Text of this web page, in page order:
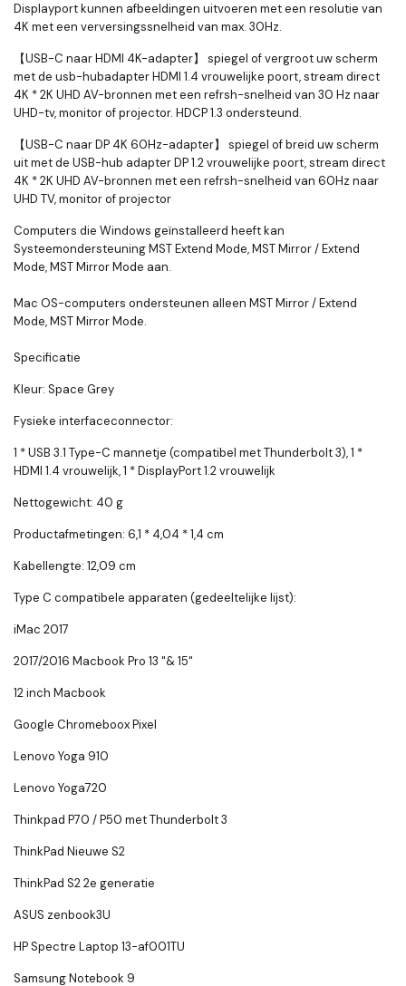
Displayport kunnen afbeeldingen uitvoeren met een resolutie van
4K met een verversingssnelheid van max. 30Hz.
【USB-C naar HDMI 4K-adapter】 spiegel of vergroot uw scherm
met de usb-hubadapter HDMI 1.4 vrouwelijke poort, stream direct
4K * 2K UHD AV-bronnen met een refrsh-snelheid van 30 Hz naar
UHD-tv, monitor of projector. HDCP 1.3 ondersteund.
【USB-C naar DP 4K 60Hz-adapter】 spiegel of breid uw scherm
uit met de USB-hub adapter DP 1.2 vrouwelijke poort, stream direct
4K * 2K UHD AV-bronnen met een refrsh-snelheid van 60Hz naar
UHD TV, monitor of projector
Computers die Windows geïnstalleerd heeft kan
Systeemondersteuning MST Extend Mode, MST Mirror / Extend
Mode, MST Mirror Mode aan.
Mac OS-computers ondersteunen alleen MST Mirror / Extend
Mode, MST Mirror Mode.
Specificatie
Kleur: Space Grey
Fysieke interfaceconnector:
1 * USB 3.1 Type-C mannetje (compatibel met Thunderbolt 3), 1 *
HDMI 1.4 vrouwelijk, 1 * DisplayPort 1.2 vrouwelijk
Nettogewicht: 40 g
Productafmetingen: 6,1 * 4,04 * 1,4 cm
Kabellengte: 12,09 cm
Type C compatibele apparaten (gedeeltelijke lijst):
iMac 2017
2017/2016 Macbook Pro 13 "& 15"
12 inch Macbook
Google Chromeboox Pixel
Lenovo Yoga 910
Lenovo Yoga720
Thinkpad P70 / P50 met Thunderbolt 3
ThinkPad Nieuwe S2
ThinkPad S2 2e generatie
ASUS zenbook3U
HP Spectre Laptop 13-af001TU
Samsung Notebook 9